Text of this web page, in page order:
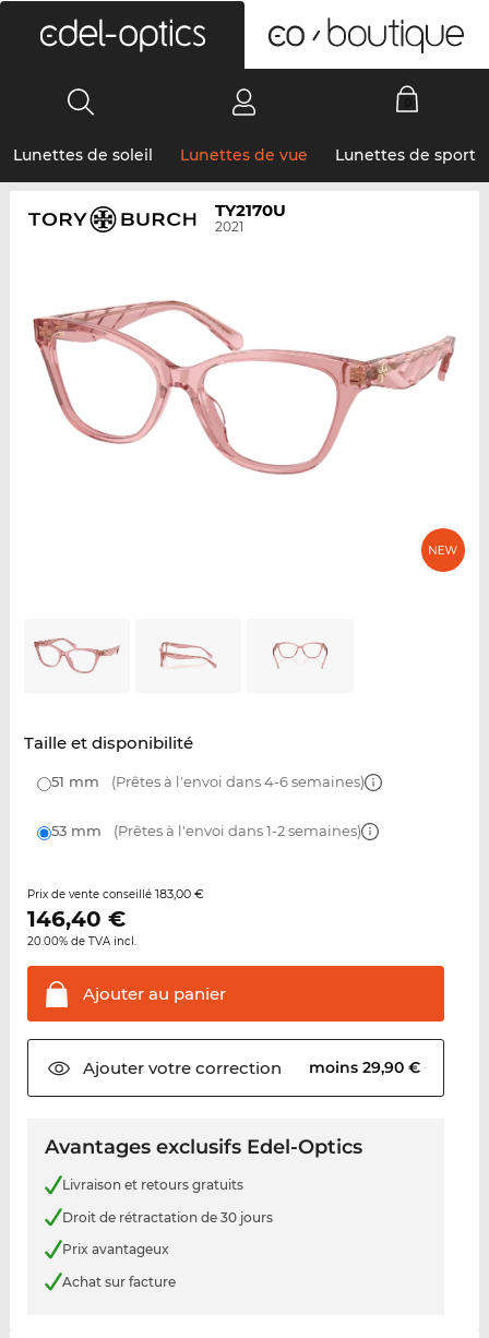
Lunettes de soleil Lunettes de vue Lunettes de sport
TY2170U
2021
Taille et disponibilité
51 mm (Prêtes à l'envoi dans 4-6 semaines)
53 mm (Prêtes à l'envoi dans 1-2 semaines)
Prix de vente conseillé 183,00 €
146,40 €
20.00% de TVA incl.
Ajouter au panier
Ajouter votrecorrection moins 29,90 €
Avantages exclusifs Edel-Optics
Livraison et retours gratuits
Droit de rétractation de 30 jours
Prix avantageux
Achat sur facture